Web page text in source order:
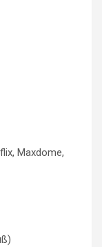
Maxdome,